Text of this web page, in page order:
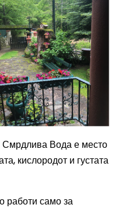
Вода е место
кислородот и густата
работи само за